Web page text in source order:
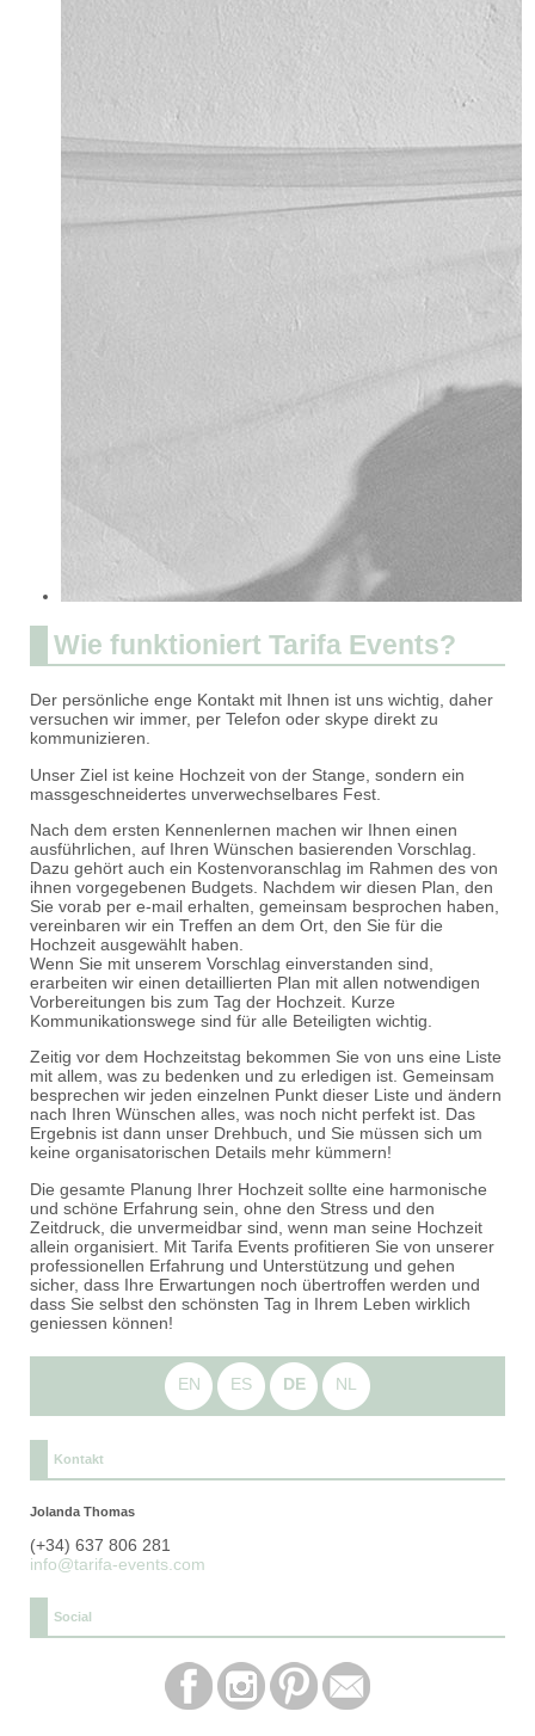
Wie funktioniert Tarifa Events?
Der persönliche enge Kontakt mit Ihnen ist uns wichtig, daher
versuchen wir immer, per Telefon oder skype direkt zu
kommunizieren.
Unser Ziel ist keine Hochzeit von der Stange, sondern ein
massgeschneidertes unverwechselbares Fest.
Nach dem ersten Kennenlernen machen wir Ihnen einen
ausführlichen, auf Ihren Wünschen basierenden Vorschlag.
Dazu gehört auch ein Kostenvoranschlag im Rahmen des von
ihnen vorgegebenen Budgets. Nachdem wir diesen Plan, den
Sie vorab per e-mail erhalten, gemeinsam besprochen haben,
vereinbaren wir ein Treffen an dem Ort, den Sie für die
Hochzeit ausgewählt haben.
Wenn Sie mit unserem Vorschlag einverstanden sind,
erarbeiten wir einen detaillierten Plan mit allen notwendigen
Vorbereitungen bis zum Tag der Hochzeit. Kurze
Kommunikationswege sind für alle Beteiligten wichtig.
Zeitig vor dem Hochzeitstag bekommen Sie von uns eine Liste
mit allem, was zu bedenken und zu erledigen ist. Gemeinsam
besprechen wir jeden einzelnen Punkt dieser Liste und ändern
nach Ihren Wünschen alles, was noch nicht perfekt ist. Das
Ergebnis ist dann unser Drehbuch, und Sie müssen sich um
keine organisatorischen Details mehr kümmern!
Die gesamte Planung Ihrer Hochzeit sollte eine harmonische
und schöne Erfahrung sein, ohne den Stress und den
Zeitdruck, die unvermeidbar sind, wenn man seine Hochzeit
allein organisiert. Mit Tarifa Events profitieren Sie von unserer
professionellen Erfahrung und Unterstützung und gehen
sicher, dass Ihre Erwartungen noch übertroffen werden und
dass Sie selbst den schönsten Tag in Ihrem Leben wirklich
geniessen können!
EN ES DE NL
Kontakt
Jolanda Thomas
(+34) 637 806 281
info@tarifa-events.com
Social